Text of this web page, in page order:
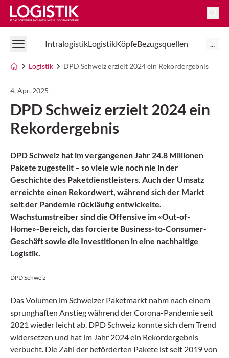
Logistik Online
IntralogistikLogistikKöpfeBezugsquellen ...
Logistik DPD Schweiz erzielt 2024 ein Rekordergebnis
4. Apr. 2025
DPD Schweiz erzielt 2024 ein
Rekordergebnis
DPD Schweiz hat im vergangenen Jahr 24.8 Millionen
Pakete zugestellt – so viele wie noch nie in der
Geschichte des Paketdienstleisters. Auch der Umsatz
erreichte einen Rekordwert, während sich der Markt
seit der Pandemie rückläufig entwickelte.
Wachstumstreiber sind die Offensive im «Out-of-
Home»-Bereich, das forcierte Business-to-Consumer-
Geschäft sowie die Investitionen in eine nachhaltige
Logistik.
DPD Schweiz
Das Volumen im Schweizer Paketmarkt nahm nach einem
sprunghaften Anstieg während der Corona-Pandemie seit
2021 wieder leicht ab. DPD Schweiz konnte sich dem Trend
widersetzen und hat im Jahr 2024 ein Rekordergebnis
verbucht. Die Zahl der beförderten Pakete ist seit 2019 von